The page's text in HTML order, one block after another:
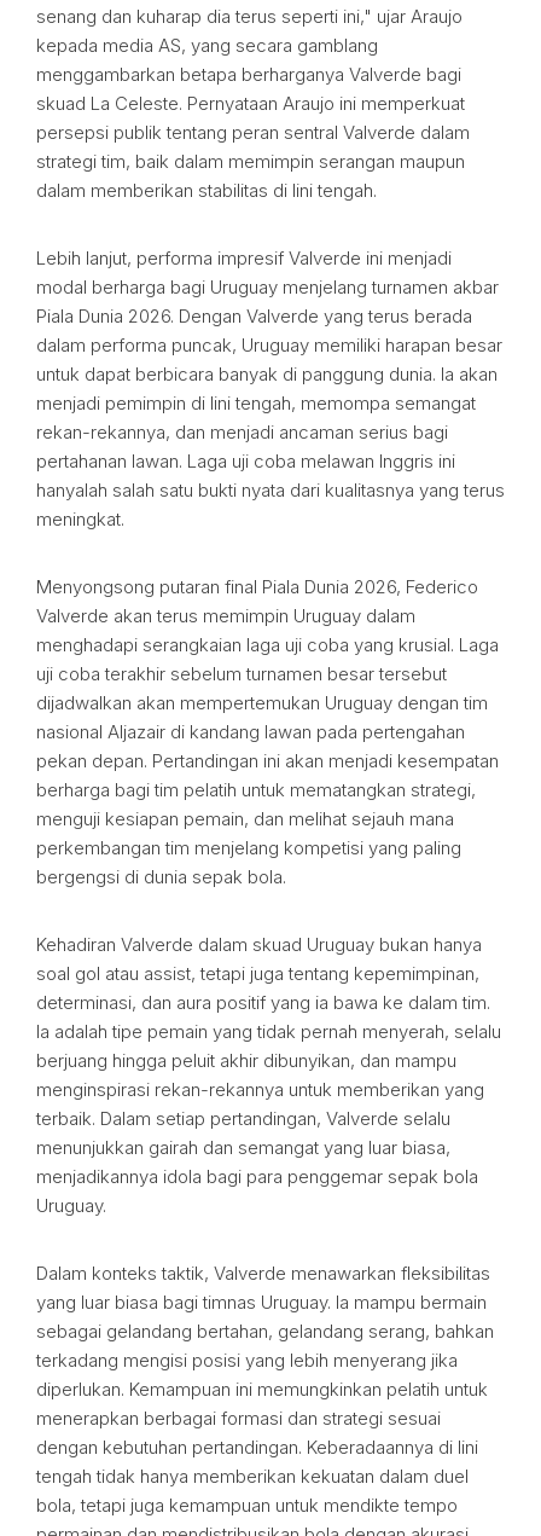
senang dan kuharap dia terus seperti ini," ujar Araujo
kepada media AS, yang secara gamblang
menggambarkan betapa berharganya Valverde bagi
skuad La Celeste. Pernyataan Araujo ini memperkuat
persepsi publik tentang peran sentral Valverde dalam
strategi tim, baik dalam memimpin serangan maupun
dalam memberikan stabilitas di lini tengah.
Lebih lanjut, performa impresif Valverde ini menjadi
modal berharga bagi Uruguay menjelang turnamen akbar
Piala Dunia 2026. Dengan Valverde yang terus berada
dalam performa puncak, Uruguay memiliki harapan besar
untuk dapat berbicara banyak di panggung dunia. Ia akan
menjadi pemimpin di lini tengah, memompa semangat
rekan-rekannya, dan menjadi ancaman serius bagi
pertahanan lawan. Laga uji coba melawan Inggris ini
hanyalah salah satu bukti nyata dari kualitasnya yang terus
meningkat.
Menyongsong putaran final Piala Dunia 2026, Federico
Valverde akan terus memimpin Uruguay dalam
menghadapi serangkaian laga uji coba yang krusial. Laga
uji coba terakhir sebelum turnamen besar tersebut
dijadwalkan akan mempertemukan Uruguay dengan tim
nasional Aljazair di kandang lawan pada pertengahan
pekan depan. Pertandingan ini akan menjadi kesempatan
berharga bagi tim pelatih untuk mematangkan strategi,
menguji kesiapan pemain, dan melihat sejauh mana
perkembangan tim menjelang kompetisi yang paling
bergengsi di dunia sepak bola.
Kehadiran Valverde dalam skuad Uruguay bukan hanya
soal gol atau assist, tetapi juga tentang kepemimpinan,
determinasi, dan aura positif yang ia bawa ke dalam tim.
Ia adalah tipe pemain yang tidak pernah menyerah, selalu
berjuang hingga peluit akhir dibunyikan, dan mampu
menginspirasi rekan-rekannya untuk memberikan yang
terbaik. Dalam setiap pertandingan, Valverde selalu
menunjukkan gairah dan semangat yang luar biasa,
menjadikannya idola bagi para penggemar sepak bola
Uruguay.
Dalam konteks taktik, Valverde menawarkan fleksibilitas
yang luar biasa bagi timnas Uruguay. Ia mampu bermain
sebagai gelandang bertahan, gelandang serang, bahkan
terkadang mengisi posisi yang lebih menyerang jika
diperlukan. Kemampuan ini memungkinkan pelatih untuk
menerapkan berbagai formasi dan strategi sesuai
dengan kebutuhan pertandingan. Keberadaannya di lini
tengah tidak hanya memberikan kekuatan dalam duel
bola, tetapi juga kemampuan untuk mendikte tempo